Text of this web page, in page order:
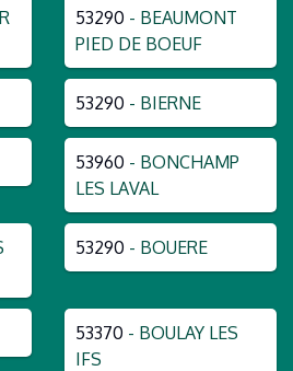
53290 - BEAUMONT
PIED DE BOEUF
53290 - BIERNE
53960 - BONCHAMP
LES LAVAL
53290 - BOUERE
53370 - BOULAY LES
IFS